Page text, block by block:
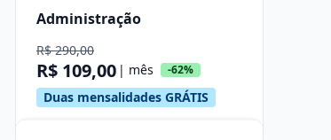
Administração
R$ 290,00
R$ 109,00 | mês -62%
Duas mensalidades GRÁTIS